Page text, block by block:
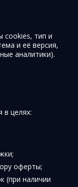
cookies, тип и
и её версия,
аналитики).
в целях:
оферты;
(при наличии